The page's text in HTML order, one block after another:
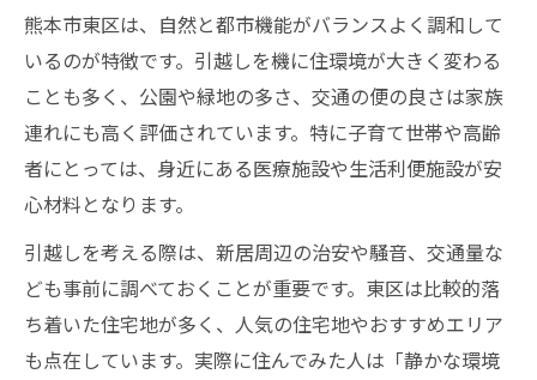
熊本市東区は、自然と都市機能がバランスよく調和して
いるのが特徴です。引越しを機に住環境が大きく変わる
ことも多く、公園や緑地の多さ、交通の便の良さは家族
連れにも高く評価されています。特に子育て世帯や高齢
者にとっては、身近にある医療施設や生活利便施設が安
心材料となります。
引越しを考える際は、新居周辺の治安や騒音、交通量な
ども事前に調べておくことが重要です。東区は比較的落
ち着いた住宅地が多く、人気の住宅地やおすすめエリア
も点在しています。実際に住んでみた人は「静かな環境